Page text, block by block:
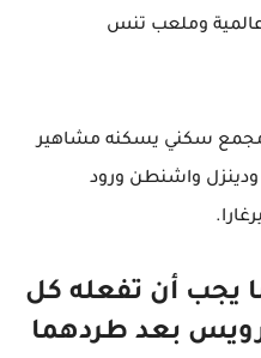
عالمية وملعب تنس
سكني يسكنه مشاهير
واشنطن ورود
يجب أن تفعله كل
رويس بعد طردهما